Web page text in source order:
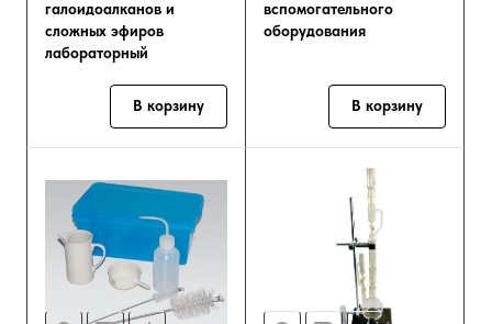
галоидоалканов и
сложных эфиров
лабораторный
В корзину
вспомогательного
оборудования
В корзину